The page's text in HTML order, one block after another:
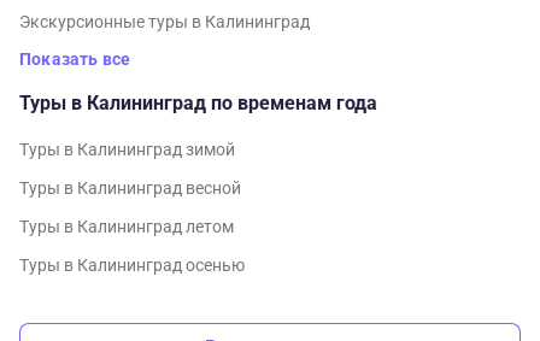
Экскурсионные туры в Калининград
Показать все
Туры в Калининград по временам года
Туры в Калининград зимой
Туры в Калининград весной
Туры в Калининград летом
Туры в Калининград осенью